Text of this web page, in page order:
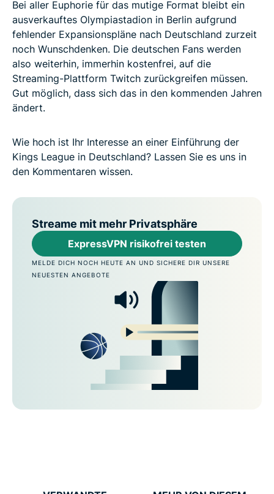
Bei aller Euphorie für das mutige Format bleibt ein
ausverkauftes Olympiastadion in Berlin aufgrund
fehlender Expansionspläne nach Deutschland zurzeit
noch Wunschdenken. Die deutschen Fans werden
also weiterhin, immerhin kostenfrei, auf die
Streaming-Plattform Twitch zurückgreifen müssen.
Gut möglich, dass sich das in den kommenden Jahren
ändert.
Wie hoch ist Ihr Interesse an einer Einführung der
Kings League in Deutschland? Lassen Sie es uns in
den Kommentaren wissen.
Streame mit mehr Privatsphäre
ExpressVPN risikofrei testen
MELDE DICH NOCH HEUTE AN UND SICHERE DIR UNSERE
NEUESTEN ANGEBOTE